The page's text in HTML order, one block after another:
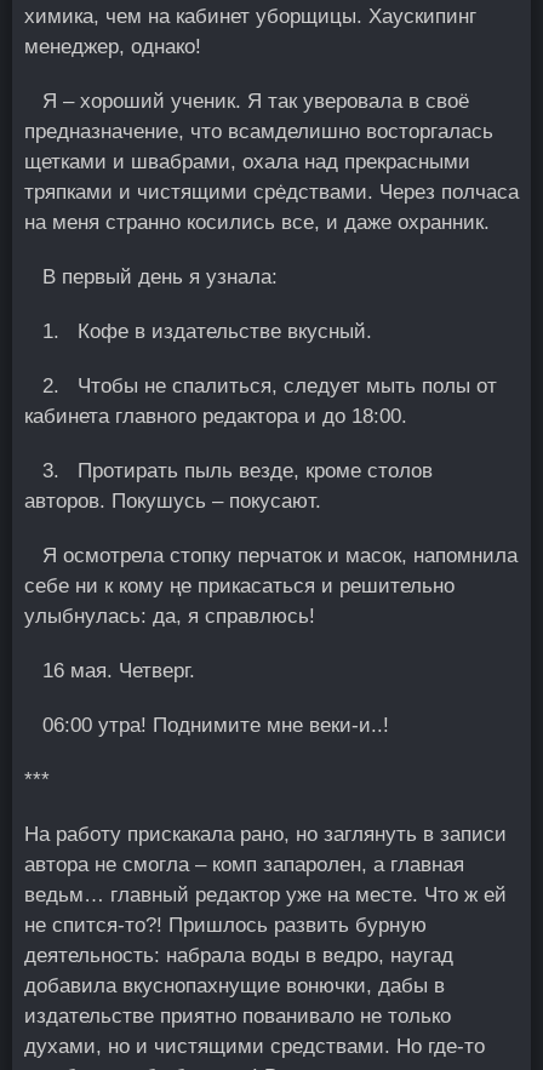
химика, чем на кабинет уборщицы. Хаускипинг
менеджер, однако!
Я – хорoший ученик. Я так уверовала в своё
предназначение, что всамделишно восторгалась
щетками и швабрами, охала над прекрасными
тряпками и чистящими срėдствами. Через полчаса
на меня странно косились все, и даже охранник.
В первый день я узнала:
1. Кофе в издательстве вкусный.
2. Чтобы не спалиться, следует мыть полы от
кабинета главного редактора и до 18:00.
3. Протирать пыль везде, кроме столов
авторов. Покушусь – покусают.
Я осмотрела стопку перчаток и масок, напомнила
себе ни к кoму ңе прикасаться и решительно
улыбнулась: да, я справлюсь!
16 мая. Четверг.
06:00 утра! Поднимите мне веки-и..!
***
На работу прискакала рано, но заглянуть в записи
автора не смогла – комп запаролен, а главная
ведьм… главный редактор уже на месте. Что ж ей
не спится-то?! Пришлось развить бурную
деятельность: набрала воды в ведро, наугад
добавила вкуснопахнущие вонючки, дабы в
издательстве приятно пованивало не только
духами, но и чистящими средствами. Но где-то